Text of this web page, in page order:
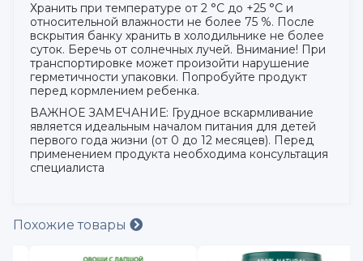
Хранить при температуре от 2 °С до +25 °С и
относительной влажности не более 75 %. После
вскрытия банку хранить в холодильнике не более
суток. Беречь от солнечных лучей. Внимание! При
транспортировке может произойти нарушение
герметичности упаковки. Попробуйте продукт
перед кормлением ребенка.
ВАЖНОЕ ЗАМЕЧАНИЕ: Грудное вскармливание
является идеальным началом питания для детей
первого года жизни (от 0 до 12 месяцев). Перед
применением продукта необходима консультация
специалиста
Похожие товары